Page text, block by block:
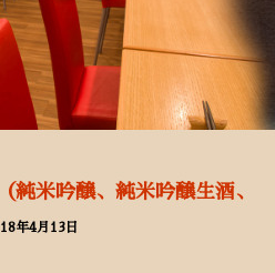
g
a
純米吟醸、純米吟醸生酒、
年4月13日